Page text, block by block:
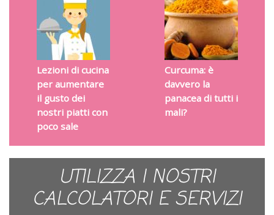
Lezioni di cucina
per aumentare
il gusto dei
nostri piatti con
poco sale
Curcuma: è
davvero la
panacea di tutti i
mali?
UTILIZZA I NOSTRI
CALCOLATORI E SERVIZI